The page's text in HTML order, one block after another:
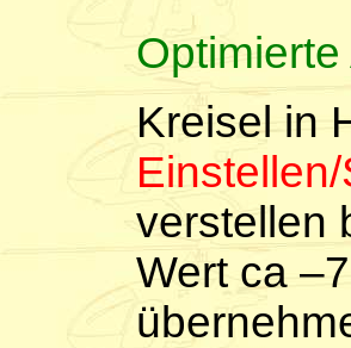
Kreisel in
verstellen
Wert ca